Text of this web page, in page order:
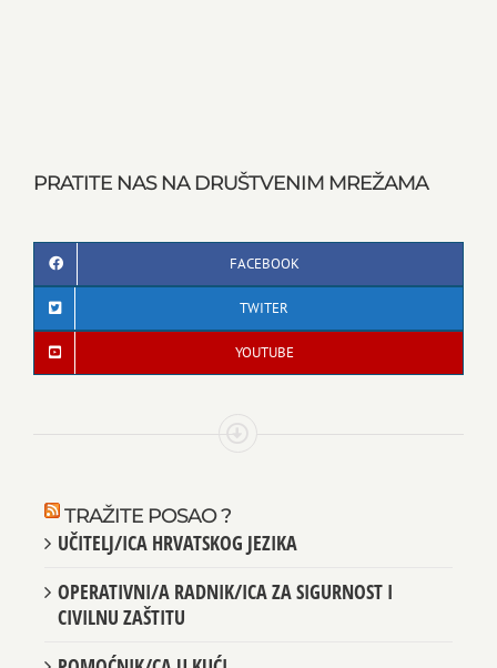
PRATITE NAS NA DRUŠTVENIM MREŽAMA
FACEBOOK
TWITER
YOUTUBE
TRAŽITE POSAO ?
UČITELJ/ICA HRVATSKOG JEZIKA
OPERATIVNI/A RADNIK/ICA ZA SIGURNOST I
CIVILNU ZAŠTITU